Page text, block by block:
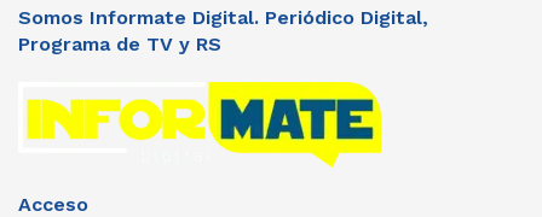
Somos Informate Digital. Periódico Digital,
Programa de TV y RS
Acceso